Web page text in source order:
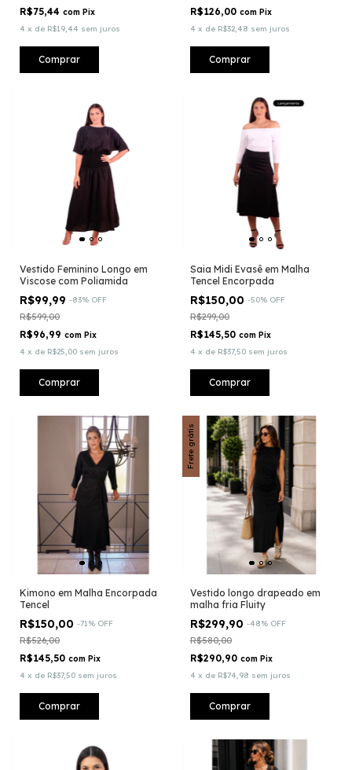
R$75,44 com Pix
4 x de R$19,44 sem juros
Comprar
R$126,00 com Pix
4 x de R$32,48 sem juros
Comprar
Vestido Feminino Longo em
Viscose com Poliamida
R$99,99 -83% OFF
R$599,00
R$96,99 com Pix
4 x de R$25,00 sem juros
Comprar
Saia Midi Evasê em Malha
Tencel Encorpada
R$150,00 -50% OFF
R$299,00
R$145,50 com Pix
4 x de R$37,50 sem juros
Comprar
Kimono em Malha Encorpada
Tencel
R$150,00 -71% OFF
R$526,00
R$145,50 com Pix
4 x de R$37,50 sem juros
Comprar
Frete grátis
Vestido longo drapeado em
malha fria Fluity
R$299,90 -48% OFF
R$580,00
R$290,90 com Pix
4 x de R$74,98 sem juros
Comprar